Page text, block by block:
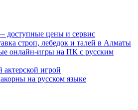
доступные цены и сервис
строп, лебедок и талей в Алматы
онлайн-игры на ПК с русским
игрой
на русском языке